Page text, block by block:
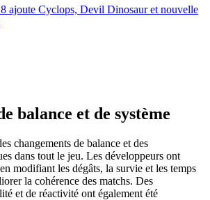
ajoute Cyclops, Devil Dinosaur et nouvelle
balance et de système
changements de balance et des
dans tout le jeu. Les développeurs ont
modifiant les dégâts, la survie et les temps
la cohérence des matchs. Des
et de réactivité ont également été